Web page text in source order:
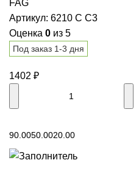
подшипник 6210 C
C3 FAG
FAG
Артикул: 6210 C C3
Оценка 0 из 5
Под заказ 1-3 дня
1402 ₽
90.0050.0020.00